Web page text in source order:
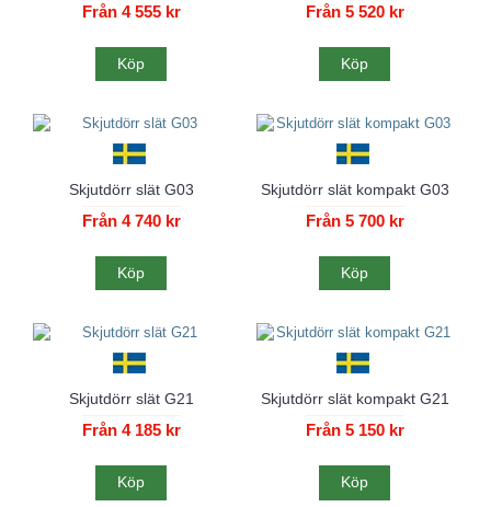
Från 4 555 kr
Köp
Från 5 520 kr
Köp
Skjutdörr slät G03
Från 4 740 kr
Köp
Skjutdörr slät kompakt G03
Från 5 700 kr
Köp
Skjutdörr slät G21
Från 4 185 kr
Köp
Skjutdörr slät kompakt G21
Från 5 150 kr
Köp